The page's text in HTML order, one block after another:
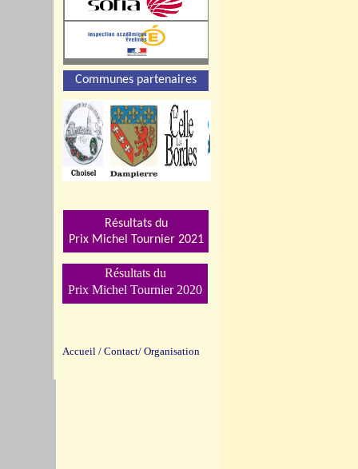
Accueil / Contact/ Organisation
Communes partenaires
Résultats du
Prix Michel Tournier 2020
Résultats du
Prix Michel Tournier 2021